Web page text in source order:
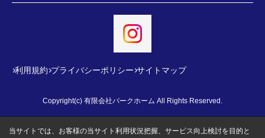
利用規約 プライバシーポリシー サイトマップ
Copyright(c) 有限会社パークホーム All Rights Reserved.
当サイトでは、お客様の当サイト利用状況把握、サービス向上検討を目的と